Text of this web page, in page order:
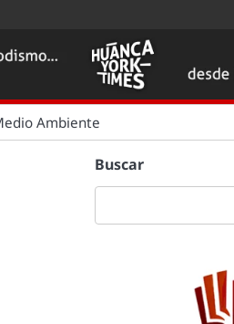
Ambiente
Buscar